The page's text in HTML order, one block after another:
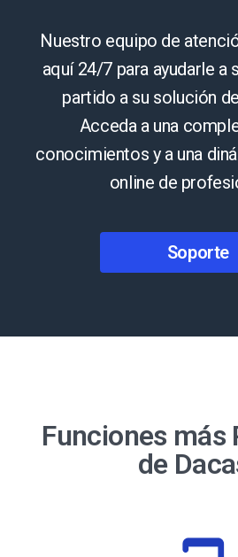
Nuestro equipo de
aquí 24/7 para ayudarle a
partido a su solución
Acceda a una
conocimientos y a una
online de
Soporte
Funciones más
de